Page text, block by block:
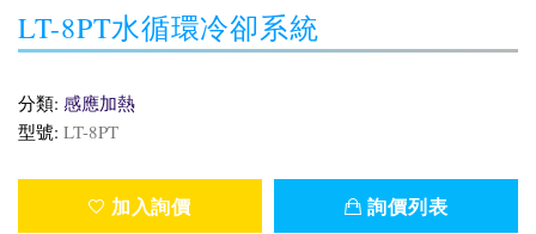
LT-8PT水循環冷卻系統
分類: 感應加熱
型號: LT-8PT
加入詢價 詢價列表